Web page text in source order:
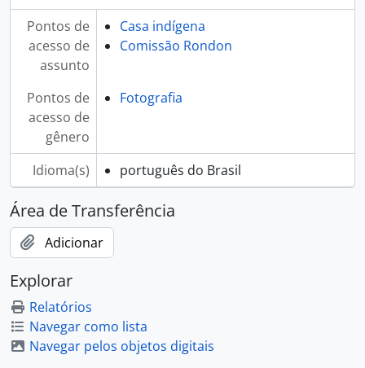
Pontos de
acesso de
assunto
Casa indígena
Comissão Rondon
Pontos de
acesso de
gênero
Fotografia
Idioma(s) português do Brasil
Área de Transferência
Adicionar
Explorar
Relatórios
Navegar como lista
Navegar pelos objetos digitais